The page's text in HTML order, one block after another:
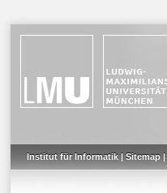
Institut für Informatik| Sitemap|